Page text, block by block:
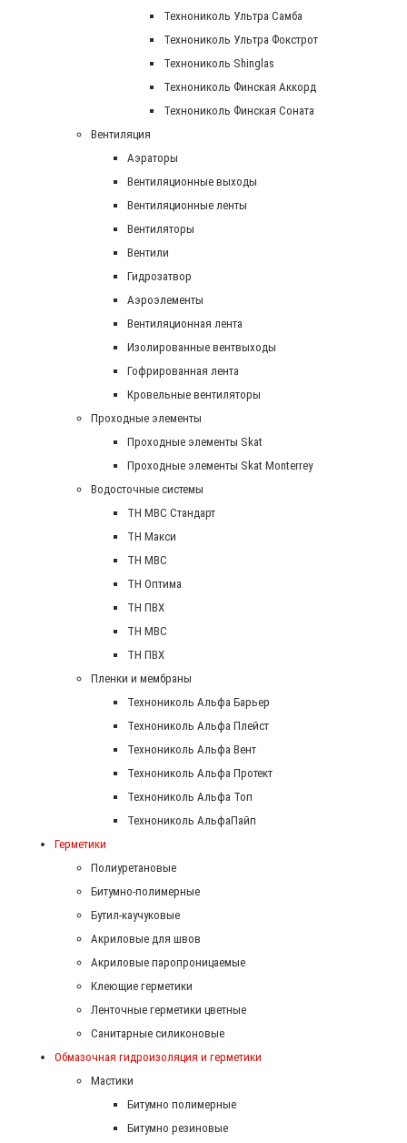
Технониколь Ультра Самба
Технониколь Ультра Фокстрот
Технониколь Shinglas
Технониколь Финская Аккорд
Технониколь Финская Соната
Вентиляция
Аэраторы
Вентиляционные выходы
Вентиляционные ленты
Вентиляторы
Вентили
Гидрозатвор
Аэроэлементы
Вентиляционная лента
Изолированные вентвыходы
Гофрированная лента
Кровельные вентиляторы
Проходные элементы
Проходные элементы Skat
Проходные элементы Skat Monterrey
Водосточные системы
TH MBC Стандарт
TH Макси
TH МВС
TH Оптима
TH ПВХ
ТН МВС
ТН ПВХ
Пленки и мембраны
Технониколь Альфа Барьер
Технониколь Альфа Плейст
Технониколь Альфа Вент
Технониколь Альфа Протект
Технониколь Альфа Топ
Технониколь АльфаПайп
Герметики
Полиуретановые
Битумно-полимерные
Бутил-каучуковые
Акриловые для швов
Акриловые паропроницаемые
Клеющие герметики
Ленточные герметики цветные
Санитарные силиконовые
Обмазочная гидроизоляция и герметики
Мастики
Битумно полимерные
Битумно резиновые